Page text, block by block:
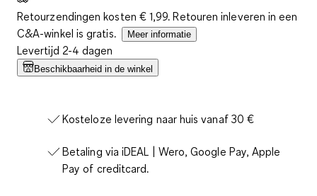
Retourzendingen kosten € 1,99. Retouren inleveren in een
C&A-winkel is gratis.
Meer informatie
Levertijd 2-4 dagen
Beschikbaarheid in de winkel
Kosteloze levering naar huis vanaf 30 €
Betaling via iDEAL | Wero, Google Pay, Apple
Pay of creditcard.